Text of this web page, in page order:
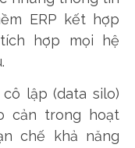
ERP kết hợp
hợp mọi hệ
lập (data silo)
cản trong hoạt
chế khả năng